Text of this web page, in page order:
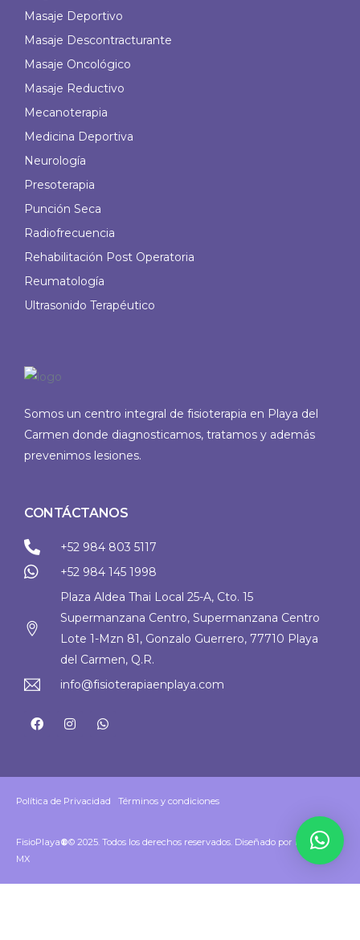
Masaje Deportivo
Masaje Descontracturante
Masaje Oncológico
Masaje Reductivo
Mecanoterapia
Medicina Deportiva
Neurología
Presoterapia
Punción Seca
Radiofrecuencia
Rehabilitación Post Operatoria
Reumatología
Ultrasonido Terapéutico
Somos un centro integral de fisioterapia en Playa del
Carmen donde diagnosticamos, tratamos y además
prevenimos lesiones.
CONTÁCTANOS
+52 984 803 5117
+52 984 145 1998
Plaza Aldea Thai Local 25-A, Cto. 15
Supermanzana Centro, Supermanzana Centro
Lote 1-Mzn 81, Gonzalo Guerrero, 77710 Playa
del Carmen, Q.R.
info@fisioterapiaenplaya.com
FisioPlaya®© 2025. Todos los derechos reservados. Diseñado por MC Web
MX
Política de Privacidad Términos y condiciones